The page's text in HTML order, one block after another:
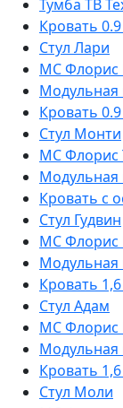
Тумба ТВ
Кровать
Стул Лари
МС Флорис
Модульная
Кровать
Стул Монти
МС Флорис
Модульная
Кровать с
Стул Гудвин
МС Флорис
Модульная
Кровать
Стул Адам
МС Флорис
Кровать
Стул Моли